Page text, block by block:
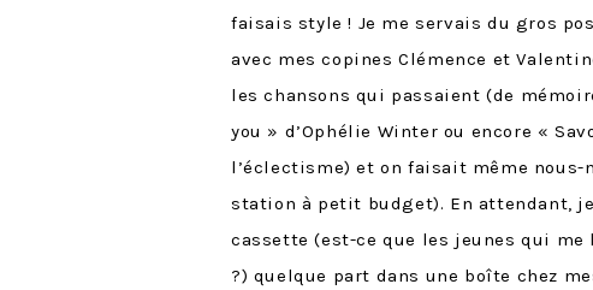
faisais style ! Je me servais du gros
avec mes copines Clémence et
les chansons qui passaient (de
you » d’Ophélie Winter ou encore «
l’éclectisme) et on faisait même
station à petit budget). En attendant,
cassette (est-ce que les jeunes qui
?) quelque part dans une boîte chez